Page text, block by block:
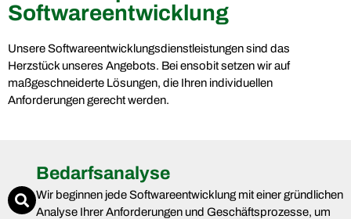
Software­entwicklung
Unsere Softwareentwicklungsdienstleistungen sind das
Herzstück unseres Angebots. Bei ensobit setzen wir auf
maßgeschneiderte Lösungen, die Ihren individuellen
Anforderungen gerecht werden.
Bedarfsanalyse
Wir beginnen jede Softwareentwicklung mit einer gründlichen
Analyse Ihrer Anforderungen und Geschäftsprozesse, um